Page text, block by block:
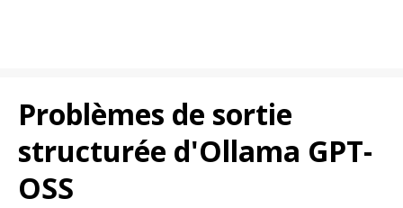
Problèmes de sortie
structurée d'Ollama GPT-
OSS